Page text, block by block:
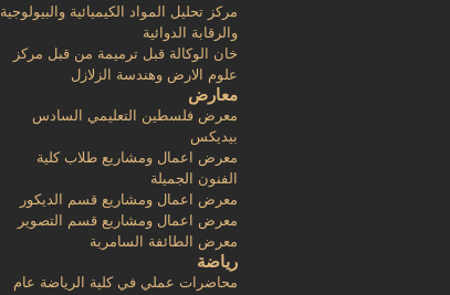
مركز تحليل المواد الكيميائية والبيولوجية
والرقابة الدوائية
خان الوكالة قبل ترميمة من قبل مركز
علوم الارض وهندسة الزلازل
معارض
معرض فلسطين التعليمي السادس
بيديكس
معرض اعمال ومشاريع طلاب كلية
الفنون الجميلة
معرض اعمال ومشاريع قسم الديكور
معرض اعمال ومشاريع قسم التصوير
معرض الطائفة السامرية
رياضة
محاضرات عملي في كلية الرياضة عام